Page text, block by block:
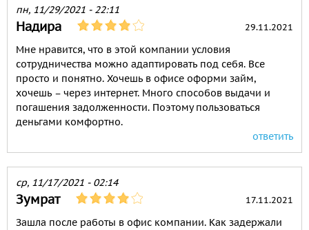
пн, 11/29/2021 - 22:11
Надира 29.11.2021
Мне нравится, что в этой компании условия
сотрудничества можно адаптировать под себя. Все
просто и понятно. Хочешь в офисе оформи займ,
хочешь – через интернет. Много способов выдачи и
погашения задолженности. Поэтому пользоваться
деньгами комфортно.
ответить
ср, 11/17/2021 - 02:14
Зумрат 17.11.2021
Зашла после работы в офис компании. Как задержали